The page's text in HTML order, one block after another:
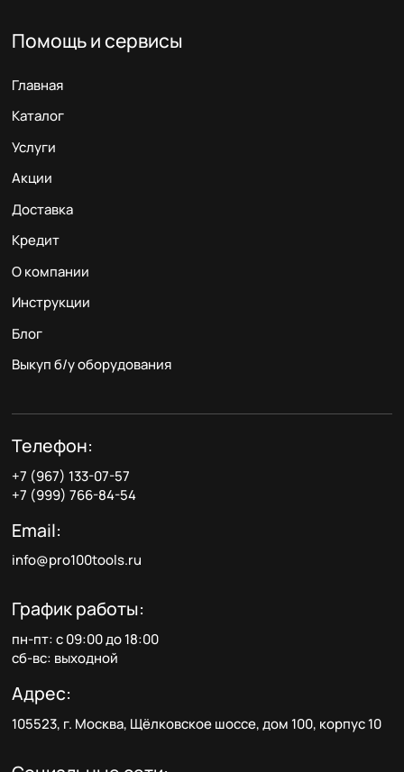
Помощь и сервисы
Главная
Каталог
Услуги
Акции
Доставка
Кредит
О компании
Инструкции
Блог
Выкуп б/у оборудования
Телефон:
+7 (967) 133-07-57
+7 (999) 766-84-54
Email:
info@pro100tools.ru
График работы:
пн-пт: с 09:00 до 18:00
сб-вс: выходной
Адрес:
105523, г. Москва, Щёлковское шоссе, дом 100, корпус 10